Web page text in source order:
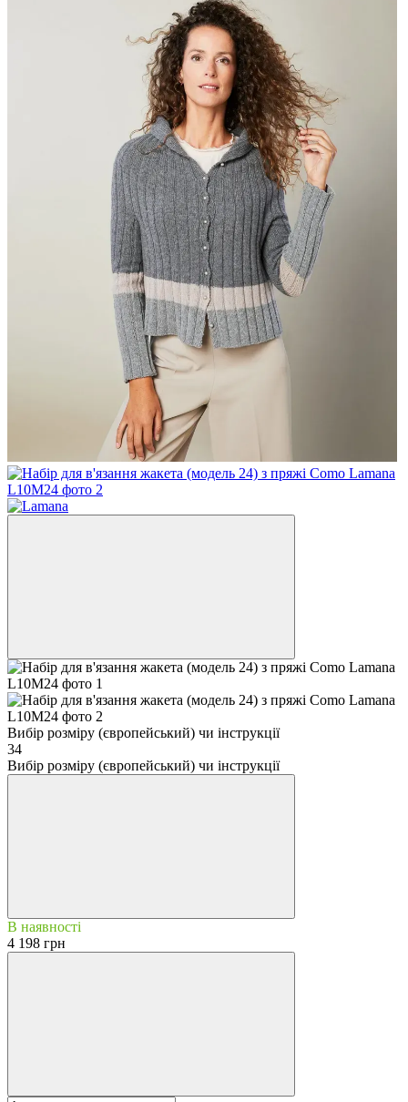
Вибір розміру (європейський) чи інструкції
34
Вибір розміру (європейський) чи інструкції
В наявності
4 198 грн